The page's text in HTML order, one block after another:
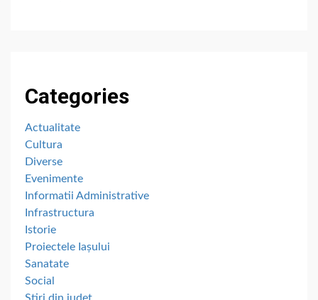
Categories
Actualitate
Cultura
Diverse
Evenimente
Informatii Administrative
Infrastructura
Istorie
Proiectele Iașului
Sanatate
Social
Stiri din judet